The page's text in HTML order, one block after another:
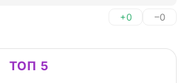
+0 –0
ТОП 5